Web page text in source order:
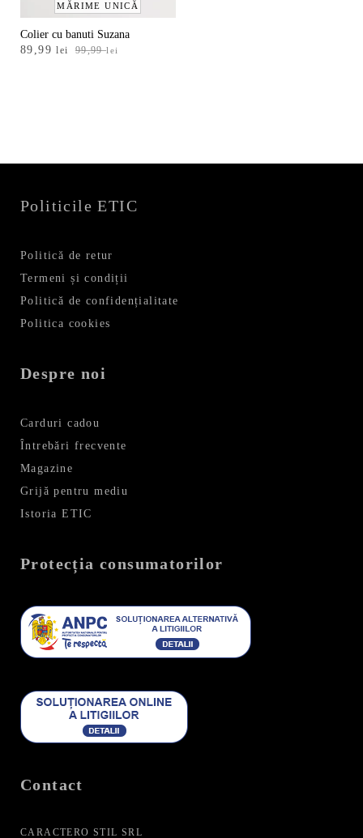
MĂRIME UNICĂ
Colier cu banuti Suzana
99,99lei
Prețul
89,99lei
Prețul
Politicile ETIC
Politică de retur
Termeni și condiții
Politică de confidențialitate
Politica cookies
Despre noi
Carduri cadou
Întrebări frecvente
Magazine
Grijă pentru mediu
Istoria ETIC
Protecția consumatorilor
Contact
CARACTERO STIL SRL